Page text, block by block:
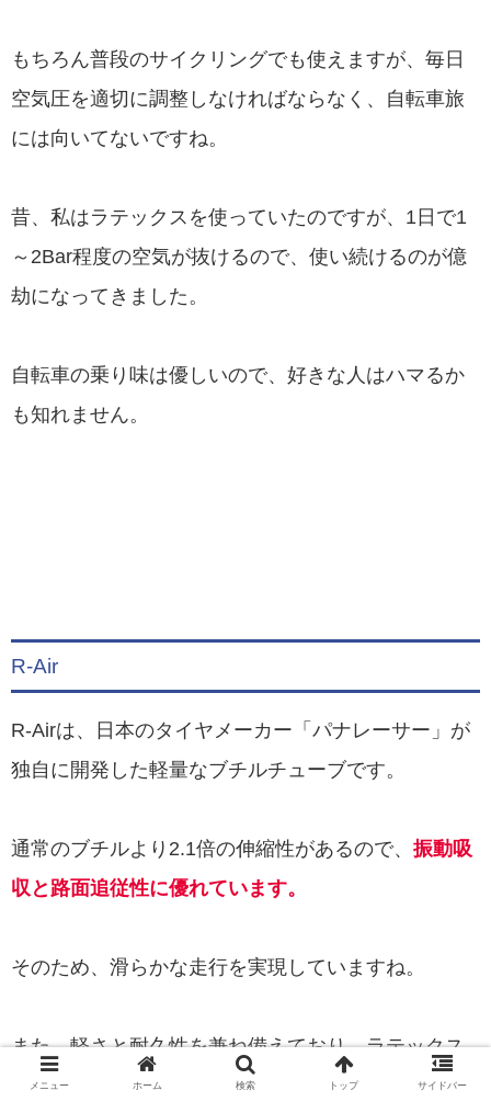
もちろん普段のサイクリングでも使えますが、毎日
空気圧を適切に調整しなければならなく、自転車旅
には向いてないですね。
昔、私はラテックスを使っていたのですが、1日で1
～2Bar程度の空気が抜けるので、使い続けるのが億
劫になってきました。
自転車の乗り味は優しいので、好きな人はハマるか
も知れません。
R-Air
R-Airは、日本のタイヤメーカー「パナレーサー」が
独自に開発した軽量なブチルチューブです。
通常のブチルより2.1倍の伸縮性があるので、 振動吸
収と路面追従性に優れています。
そのため、滑らかな走行を実現していますね。
また、軽さと耐久性を兼ね備えており、ラテックス
と比べて空気抜けがかなり少ないのは、ハッキリ言
メニュー ホーム 検索 トップ サイドバー